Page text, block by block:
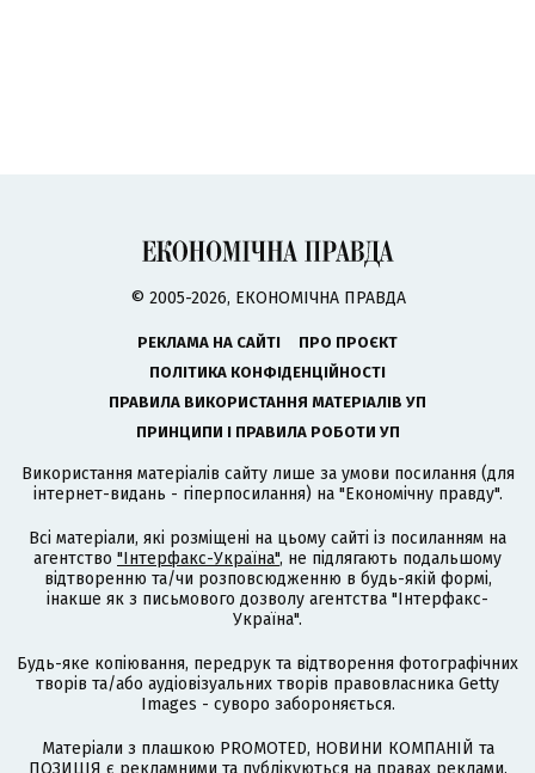
© 2005-2026, ЕКОНОМІЧНА ПРАВДА
РЕКЛАМА НА САЙТІ
ПРО ПРОЄКТ
ПОЛІТИКА КОНФІДЕНЦІЙНОСТІ
ПРАВИЛА ВИКОРИСТАННЯ МАТЕРІАЛІВ УП
ПРИНЦИПИ І ПРАВИЛА РОБОТИ УП
Використання матеріалів сайту лише за умови посилання (для
інтернет-видань - гіперпосилання) на "Економічну правду".
Всі матеріали, які розміщені на цьому сайті із посиланням на
агентство "Інтерфакс-Україна", не підлягають подальшому
відтворенню та/чи розповсюдженню в будь-якій формі,
інакше як з письмового дозволу агентства "Інтерфакс-
Україна".
Будь-яке копіювання, передрук та відтворення фотографічних
творів та/або аудіовізуальних творів правовласника Getty
Images - суворо забороняється.
Матеріали з плашкою PROMOTED, НОВИНИ КОМПАНІЙ та